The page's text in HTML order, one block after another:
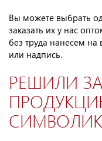
Вы можете выбрать
заказать их у нас
без труда нанесем
или надпись.
РЕШИЛИ